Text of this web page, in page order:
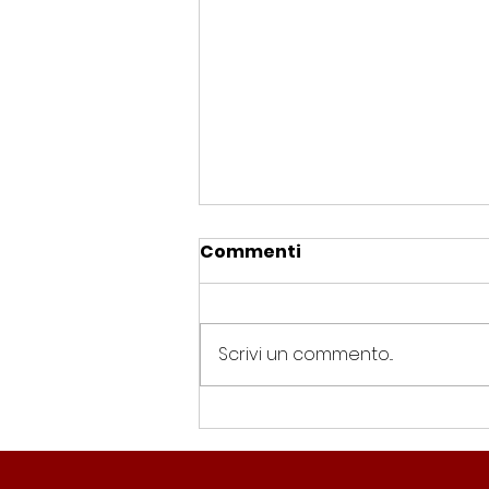
Spin Time, Colucci: “Non
solo occupazione: 400
Commenti
Scrivi un commento...